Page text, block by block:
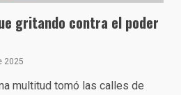
gritando contra el poder
2025
multitud tomó las calles de